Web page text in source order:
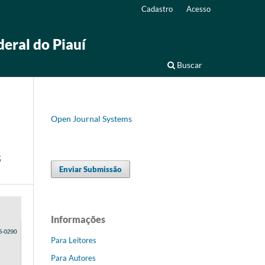
do Piauí
Buscar
Cadastro Acesso
Open Journal Systems
Enviar Submissão
Informações
Para Leitores
Para Autores